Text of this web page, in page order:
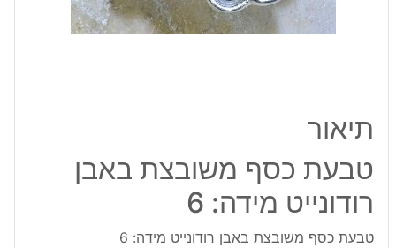
תיאור
טבעת כסף משובצת באבן
רודונייט מידה: 6
טבעת כסף משובצת באבן רודונייט מידה: 6